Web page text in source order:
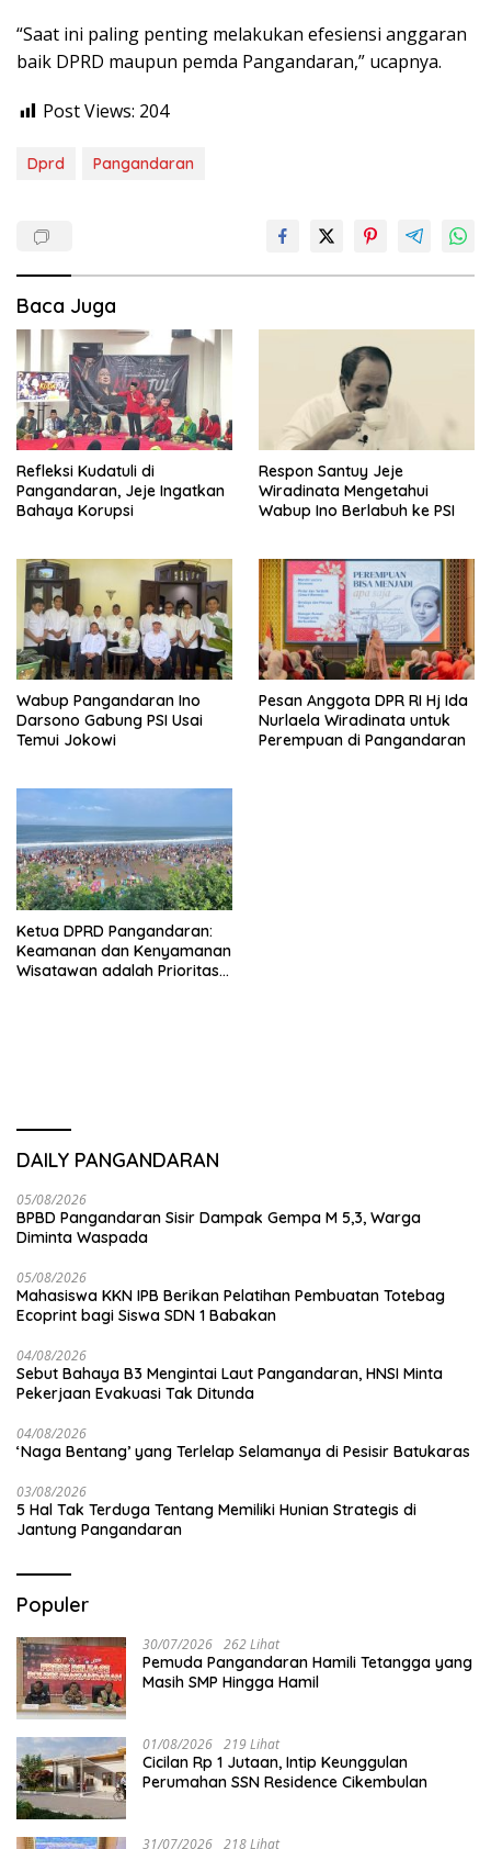
“Saat ini paling penting melakukan efesiensi anggaran
baik DPRD maupun pemda Pangandaran,” ucapnya.
Post Views: 204
Dprd Pangandaran
Baca Juga
Refleksi Kudatuli di
Pangandaran, Jeje Ingatkan
Bahaya Korupsi
Respon Santuy Jeje
Wiradinata Mengetahui
Wabup Ino Berlabuh ke PSI
Wabup Pangandaran Ino
Darsono Gabung PSI Usai
Temui Jokowi
Pesan Anggota DPR RI Hj Ida
Nurlaela Wiradinata untuk
Perempuan di Pangandaran
Ketua DPRD Pangandaran:
Keamanan dan Kenyamanan
Wisatawan adalah Prioritas
DAILY PANGANDARAN
05/08/2026
BPBD Pangandaran Sisir Dampak Gempa M 5,3, Warga
Diminta Waspada
05/08/2026
Mahasiswa KKN IPB Berikan Pelatihan Pembuatan Totebag
Ecoprint bagi Siswa SDN 1 Babakan
04/08/2026
Sebut Bahaya B3 Mengintai Laut Pangandaran, HNSI Minta
Pekerjaan Evakuasi Tak Ditunda
04/08/2026
‘Naga Bentang’ yang Terlelap Selamanya di Pesisir Batukaras
03/08/2026
5 Hal Tak Terduga Tentang Memiliki Hunian Strategis di
Jantung Pangandaran
Populer
30/07/2026 262 Lihat
Pemuda Pangandaran Hamili Tetangga yang
Masih SMP Hingga Hamil
01/08/2026 219 Lihat
Cicilan Rp 1 Jutaan, Intip Keunggulan
Perumahan SSN Residence Cikembulan
31/07/2026 218 Lihat